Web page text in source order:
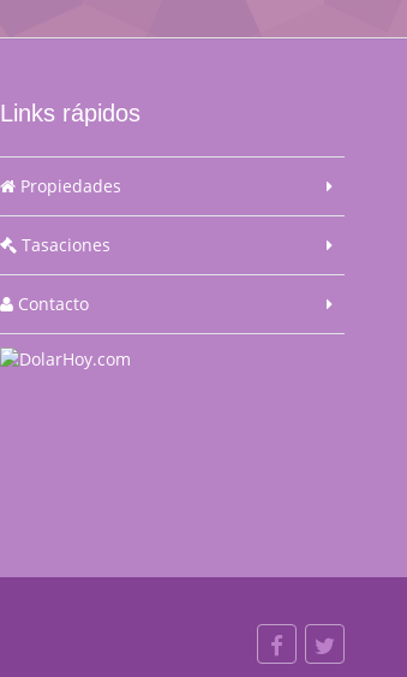
Links rápidos
Propiedades
Tasaciones
Contacto